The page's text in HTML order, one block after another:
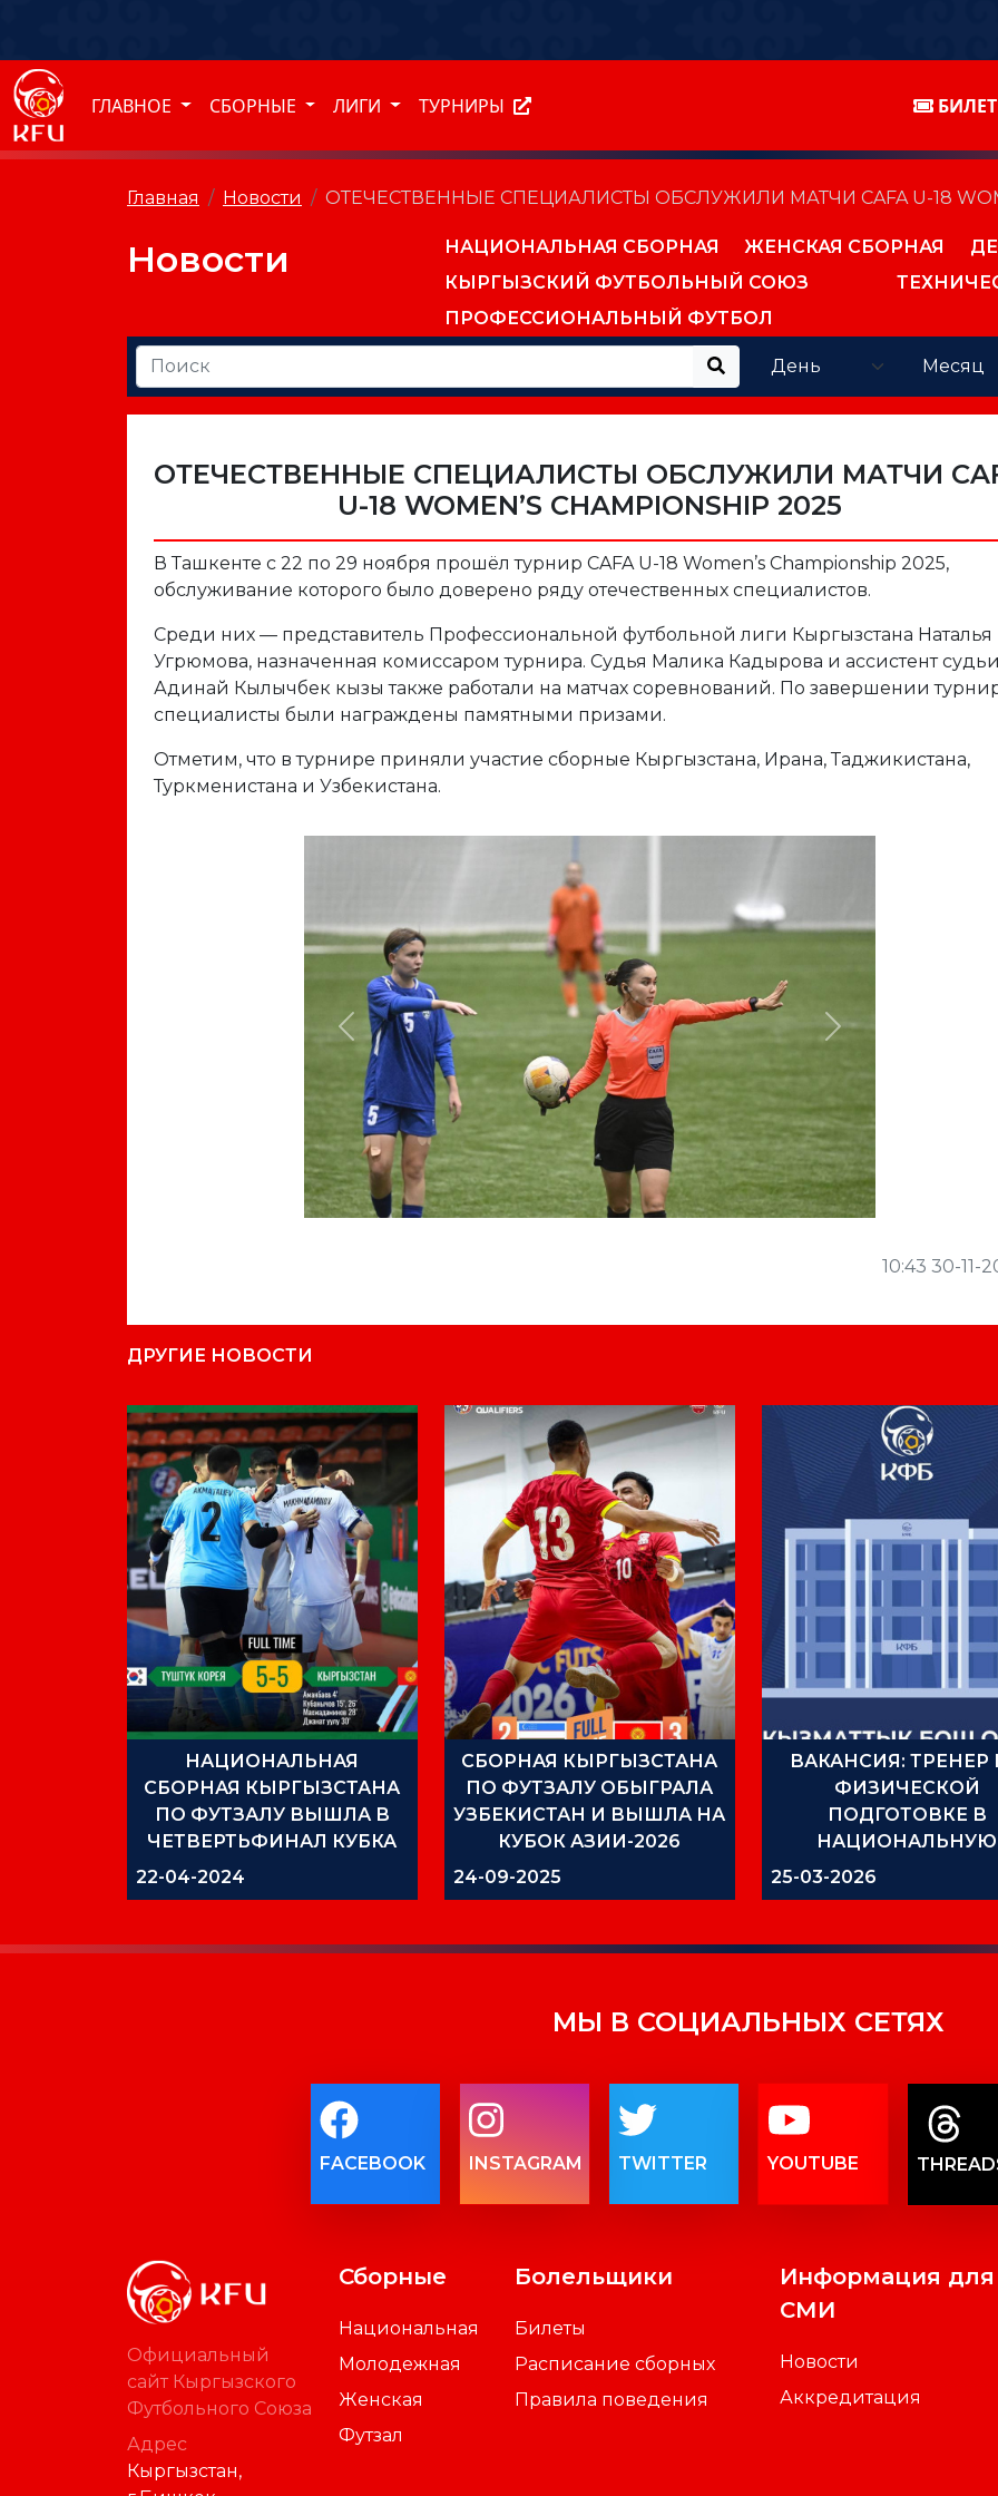
ГЛАВНОЕ СБОРНЫЕ ЛИГИ ТУРНИРЫ
Главная Новости ОТЕЧЕСТВЕННЫЕ СПЕЦИАЛИСТЫ ОБСЛУЖИЛИ МАТЧИ CAFA U-18
Новости НАЦИОНАЛЬНАЯ СБОРНАЯ ЖЕНСКАЯ СБОРНАЯ
КЫРГЫЗСКИЙ ФУТБОЛЬНЫЙ СОЮЗ
ПРОФЕССИОНАЛЬНЫЙ ФУТБОЛ
ОТЕЧЕСТВЕННЫЕ СПЕЦИАЛИСТЫ ОБСЛУЖИЛИ МАТЧИ
U-18 WOMEN’S CHAMPIONSHIP 2025
В Ташкенте с 22 по 29 ноября прошёл турнир CAFA U-18 Women’s Championship 2025,
обслуживание которого было доверено ряду отечественных специалистов.
Среди них — представитель Профессиональной футбольной лиги Кыргызстана Наталья
Угрюмова, назначенная комиссаром турнира. Судья Малика Кадырова и ассистент
Адинай Кылычбек кызы также работали на матчах соревнований. По завершении
специалисты были награждены памятными призами.
Отметим, что в турнире приняли участие сборные Кыргызстана, Ирана, Таджикистана,
Туркменистана и Узбекистана.
Previous Next
10:43 30-11-
ДРУГИЕ НОВОСТИ
НАЦИОНАЛЬНАЯ
СБОРНАЯ КЫРГЫЗСТАНА
ПО ФУТЗАЛУ ВЫШЛА В
ЧЕТВЕРТЬФИНАЛ КУБКА
АЗИИ 2024
22-04-2024
СБОРНАЯ КЫРГЫЗСТАНА
ПО ФУТЗАЛУ ОБЫГРАЛА
УЗБЕКИСТАН И ВЫШЛА НА
КУБОК АЗИИ-2026
24-09-2025
ВАКАНСИЯ: ТРЕНЕР
ФИЗИЧЕСКОЙ
ПОДГОТОВКЕ В
НАЦИОНАЛЬНУЮ
АКАДЕМИЮ
25-03-2026
МЫ В СОЦИАЛЬНЫХ СЕТЯХ
FACEBOOK INSTAGRAM TWITTER YOUTUBE
Официальный
сайт Кыргызского
Футбольного Союза
Адрес
Кыргызстан,
Сборные
Национальная
Молодежная
Женская
Футзал
Болельщики
Билеты
Расписание сборных
Правила поведения
Информация для
СМИ
Новости
Аккредитация